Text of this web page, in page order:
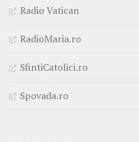
Radio Vatican
RadioMaria.ro
SfintiCatolici.ro
Spovada.ro